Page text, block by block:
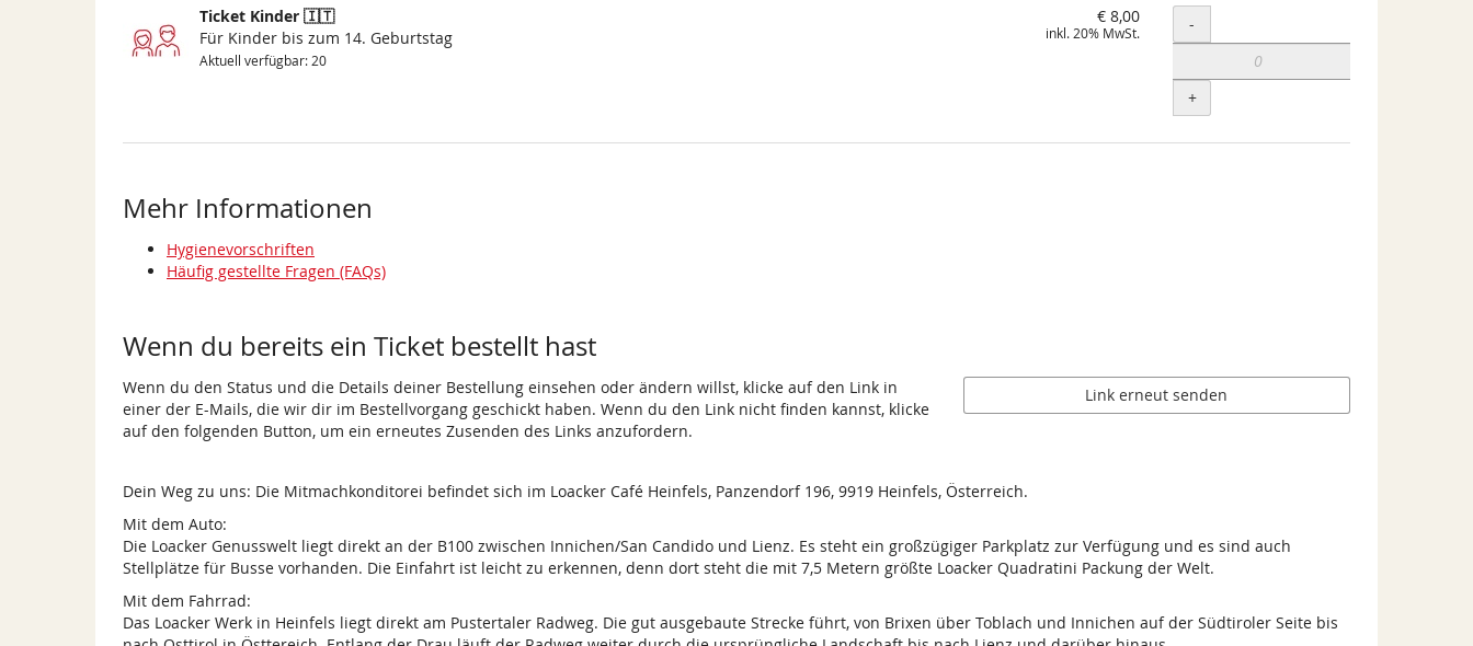
Ticket Kinder 🇮🇹
Für Kinder bis zum 14. Geburtstag
Aktuell verfügbar: 20
€ 8,00
inkl. 20% MwSt. Menge
-
+
Mehr Informationen
Hygienevorschriften
Häufig gestellte Fragen (FAQs)
Wenn du bereits ein Ticket bestellt hast
Wenn du den Status und die Details deiner Bestellung einsehen oder ändern willst, klicke auf den Link in
einer der E-Mails, die wir dir im Bestellvorgang geschickt haben. Wenn du den Link nicht finden kannst, klicke
auf den folgenden Button, um ein erneutes Zusenden des Links anzufordern.
Link erneut senden
Dein Weg zu uns: Die Mitmachkonditorei befindet sich im Loacker Café Heinfels, Panzendorf 196, 9919 Heinfels, Österreich.
Mit dem Auto:
Die Loacker Genusswelt liegt direkt an der B100 zwischen Innichen/San Candido und Lienz. Es steht ein großzügiger Parkplatz zur Verfügung und es sind auch
Stellplätze für Busse vorhanden. Die Einfahrt ist leicht zu erkennen, denn dort steht die mit 7,5 Metern größte Loacker Quadratini Packung der Welt.
Mit dem Fahrrad:
Das Loacker Werk in Heinfels liegt direkt am Pustertaler Radweg. Die gut ausgebaute Strecke führt, von Brixen über Toblach und Innichen auf der Südtiroler Seite bis